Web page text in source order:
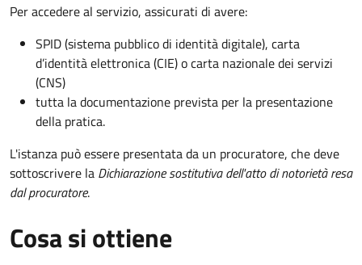
Per accedere al servizio, assicurati di avere:
SPID (sistema pubblico di identità digitale), carta
d’identità elettronica (CIE) o carta nazionale dei servizi
(CNS)
tutta la documentazione prevista per la presentazione
della pratica.
L'istanza può essere presentata da un procuratore, che deve
sottoscrivere la Dichiarazione sostitutiva dell'atto di notorietà resa
dal procuratore.
Cosa si ottiene